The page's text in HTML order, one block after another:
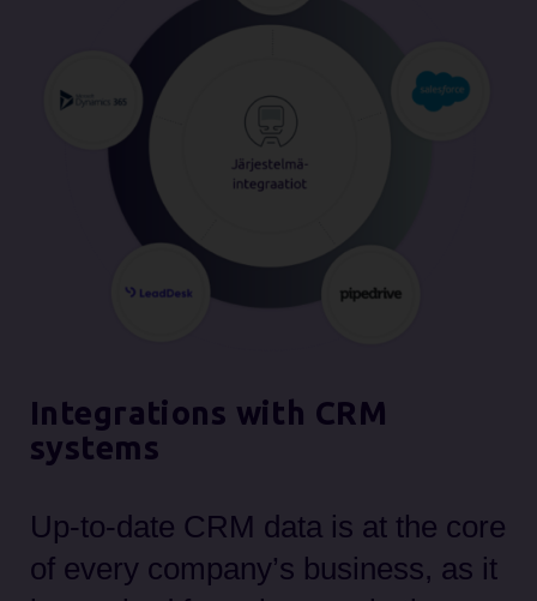
Integrations with CRM
systems
Up-to-date CRM data is at the core
of every company’s business, as it